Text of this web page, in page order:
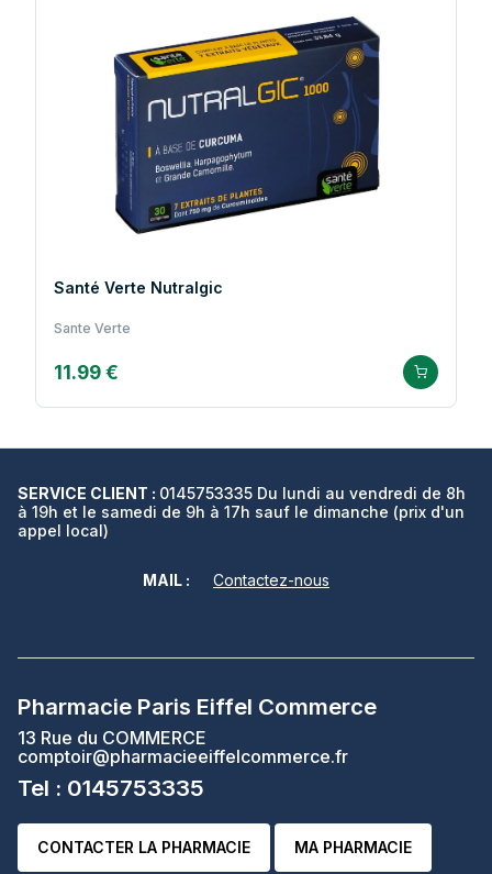
Santé Verte Nutralgic
Sante Verte
11.99 €
SERVICE CLIENT : 0145753335 Du lundi au vendredi de 8h
à 19h et le samedi de 9h à 17h sauf le dimanche (prix d'un
appel local)
MAIL : Contactez-nous
Pharmacie Paris Eiffel Commerce
13 Rue du COMMERCE
comptoir@pharmacieeiffelcommerce.fr
Tel : 0145753335
CONTACTER LA PHARMACIE MA PHARMACIE